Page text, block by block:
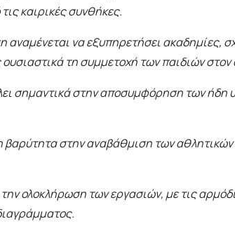
καιρικές συνθήκες.
αναμένεται να εξυπηρετήσει ακαδημίες,
τη συμμετοχή των παιδιών
σημαντικά στην αποσυμφόρηση των ήδη
βαρύτητα στην αναβάθμιση των
ολοκλήρωση των εργασιών, με τις